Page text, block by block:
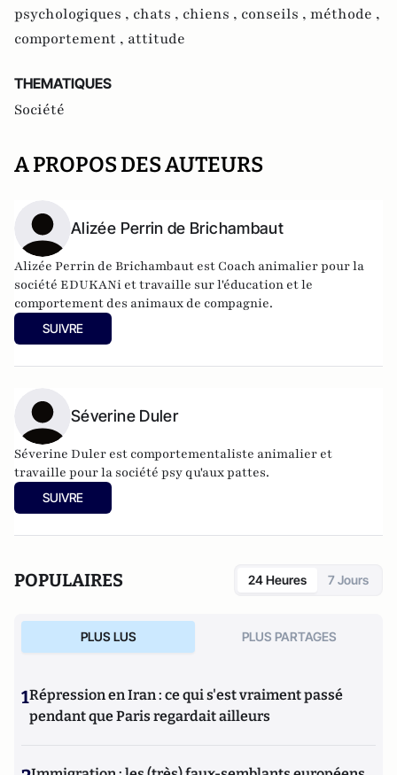
psychologiques , chats , chiens , conseils , méthode ,
comportement , attitude
THEMATIQUES
Société
A PROPOS DES AUTEURS
Alizée Perrin de Brichambaut
Alizée Perrin de Brichambaut est Coach animalier pour la
société EDUKANi et travaille sur l'éducation et le
comportement des animaux de compagnie.
SUIVRE
Séverine Duler
Séverine Duler est comportementaliste animalier et
travaille pour la société psy qu'aux pattes.
SUIVRE
POPULAIRES 24 Heures 7 Jours
PLUS LUS PLUS PARTAGES
1Répression en Iran : ce qui s'est vraiment passé
pendant que Paris regardait ailleurs